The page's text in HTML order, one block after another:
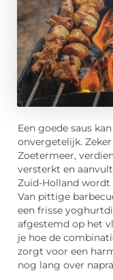
Een goede saus
onvergetelijk.
Zoetermeer,
versterkt en
Zuid-Holland wordt
Van pittige
een frisse
afgestemd op het
je hoe de
zorgt voor een
nog lang over